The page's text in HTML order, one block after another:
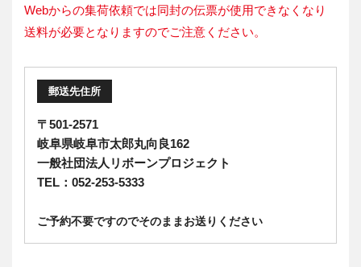
Webからの集荷依頼では同封の伝票が使用できなくなり
送料が必要となりますのでご注意ください。
郵送先住所
〒501-2571
岐阜県岐阜市太郎丸向良162
一般社団法人リボーンプロジェクト
TEL：052-253-5333
ご予約不要ですのでそのままお送りください